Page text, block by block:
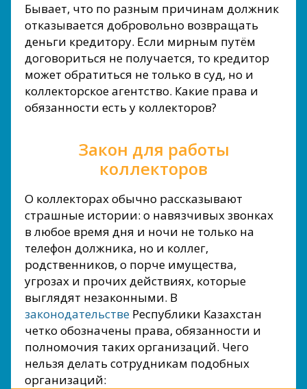
Бывает, что по разным причинам должник
отказывается добровольно возвращать
деньги кредитору. Если мирным путём
договориться не получается, то кредитор
может обратиться не только в суд, но и
коллекторское агентство. Какие права и
обязанности есть у коллекторов?
Закон для работы
коллекторов
О коллекторах обычно рассказывают
страшные истории: о навязчивых звонках
в любое время дня и ночи не только на
телефон должника, но и коллег,
родственников, о порче имущества,
угрозах и прочих действиях, которые
выглядят незаконными. В
законодательстве Республики Казахстан
четко обозначены права, обязанности и
полномочия таких организаций. Чего
нельзя делать сотрудникам подобных
организаций: